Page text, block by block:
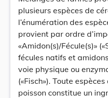
plusieurs espèces de
l’énumération des
provient par ordre
«Amidon(s)/Fécule(s)»
fécules natifs et
voie physique ou
(«Fisch»). Toute
poisson constitue un